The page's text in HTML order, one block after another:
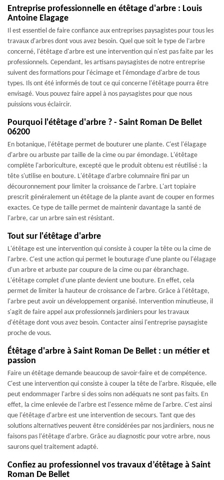
Entreprise professionnelle en étêtage d'arbre : Louis
Antoine Elagage
Il est essentiel de faire confiance aux entreprises paysagistes pour tous les
travaux d'arbres dont vous avez besoin. Quel que soit le type de l’arbre
concerné, l'étêtage d'arbre est une intervention qui n'est pas faite par les
professionnels. Cependant, les artisans paysagistes de notre entreprise
suivent des formations pour l'écimage et l'émondage d'arbre de tous
types. Ils ont été informés de tout ce qui concerne l'étêtage pourra être
envisagé. Vous pouvez faire appel à nos paysagistes pour que nous
puissions vous éclaircir.
Pourquoi l'étêtage d'arbre ? - Saint Roman De Bellet
06200
En botanique, l'étêtage permet de bouturer une plante. C'est l'élagage
d'arbre ou arbuste par taille de la cime ou par émondage. L'étêtage
complète l'arboriculture, excepté que le produit obtenu est réutilisé : la
tête s'utilise en bouture. L'étêtage d'arbre columnaire fini par un
découronnement pour limiter la croissance de l'arbre. L'art topiaire
prescrit généralement un étêtage de la plante avant de couper en formes
exactes. Ce type de taille permet de maintenir davantage la santé de
l'arbre, car un arbre sain est résistant.
Tout sur l'étêtage d'arbre
L'étêtage est une intervention qui consiste à couper la tête ou la cime de
l'arbre. C'est une action qui permet le bouturage d'une plante ou l'élagage
d'un arbre et arbuste par coupure de la cime ou par ébranchage.
L'étêtage complet d'une plante devient une bouture. En effet, cela
permet de limiter la hauteur de croissance de l'arbre. Grâce à l'étêtage,
l'arbre peut avoir un développement organisé. Intervention minutieuse, il
s'agit de faire appel aux professionnels jardiniers pour les travaux
d'étêtage dont vous avez besoin. Contacter ainsi l'entreprise paysagiste
proche de vous.
Étêtage d'arbre à Saint Roman De Bellet : un métier et
passion
Faire un étêtage demande beaucoup de savoir-faire et de compétence.
C'est une intervention qui consiste à couper la tête de l'arbre. Risquée, elle
peut endommager l'arbre si des soins non adéquats ne sont pas faits. En
effet, la cime enlevée de l'arbre est l'essence même de l'arbre. C'est ainsi
que l'étêtage d'arbre est une intervention de secours. Tant que des
solutions alternatives peuvent être considérées par nos jardiniers, nous ne
faisons pas l'étêtage d'arbre. Grâce au diagnostic pour votre arbre, nous
saurons quel traitement adapté.
Confiez au professionnel vos travaux d’étêtage à Saint
Roman De Bellet